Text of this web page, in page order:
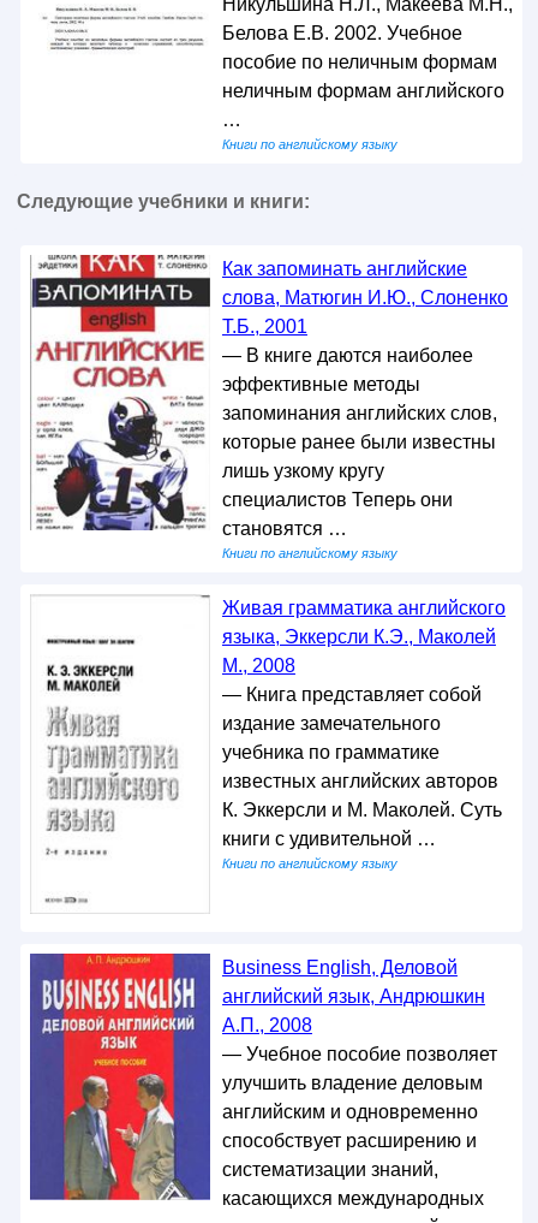
Никульшина Н.Л., Макеева М.Н.,
Белова Е.В. 2002. Учебное
пособие по неличным формам
неличным формам английского
…
Книги по английскому языку
Следующие учебники и книги:
Как запоминать английские
слова, Матюгин И.Ю., Слоненко
Т.Б., 2001
— В книге даются наиболее
эффективные методы
запоминания английских слов,
которые ранее были известны
лишь узкому кругу
специалистов Теперь они
становятся …
Книги по английскому языку
Живая грамматика английского
языка, Эккерсли К.Э., Маколей
М., 2008
— Книга представляет собой
издание замечательного
учебника по грамматике
известных английских авторов
К. Эккерсли и М. Маколей. Суть
книги с удивительной …
Книги по английскому языку
Business English, Деловой
английский язык, Андрюшкин
А.П., 2008
— Учебное пособие позволяет
улучшить владение деловым
английским и одновременно
способствует расширению и
систематизации знаний,
касающихся международных